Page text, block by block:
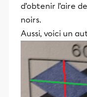
d’obtenir l’aire
noirs.
Aussi, voici un